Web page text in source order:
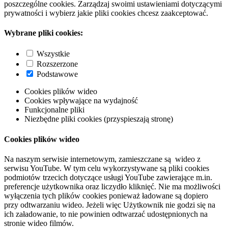
poszczególne cookies. Zarządzaj swoimi ustawieniami dotyczącymi
prywatności i wybierz jakie pliki cookies chcesz zaakceptować.
Wybrane pliki cookies:
Wszystkie
Rozszerzone
Podstawowe
Cookies plików wideo
Cookies wpływające na wydajność
Funkcjonalne pliki
Niezbędne pliki cookies (przyspieszają stronę)
Cookies plików wideo
Na naszym serwisie internetowym, zamieszczane są wideo z
serwisu YouTube. W tym celu wykorzystywane są pliki cookies
podmiotów trzecich dotyczące usługi YouTube zawierające m.in.
preferencje użytkownika oraz liczydło kliknięć. Nie ma możliwości
wyłączenia tych plików cookies ponieważ ładowane są dopiero
przy odtwarzaniu wideo. Jeżeli więc Użytkownik nie godzi się na
ich załadowanie, to nie powinien odtwarzać udostępnionych na
stronie wideo filmów.